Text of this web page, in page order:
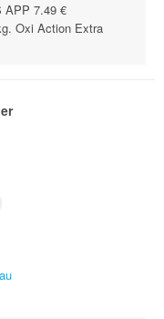
APP 7.49 €
Oxi Action Extra